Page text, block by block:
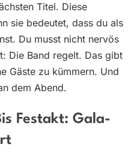
Titel. Diese
sie bedeutet, dass du als
Du musst nicht nervös
Die Band regelt. Das gibt
Gäste zu kümmern. Und
dem Abend.
Festakt: Gala-